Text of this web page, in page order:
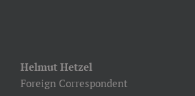
Helmut Hetzel
Foreign Correspondent